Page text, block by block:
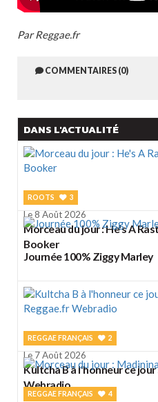
Par Reggae.fr
COMMENTAIRES (0)
DANS L'ACTUALITÉ
ROOTS 3
Le 8 Août 2026
Morceau du jour : He's A
Booker
Journée 100% Ziggy Marley
REGGAE FRANÇAIS 2
Le 7 Août 2026
Kultcha B à l'honneur ce
Webradio
REGGAE FRANÇAIS 4